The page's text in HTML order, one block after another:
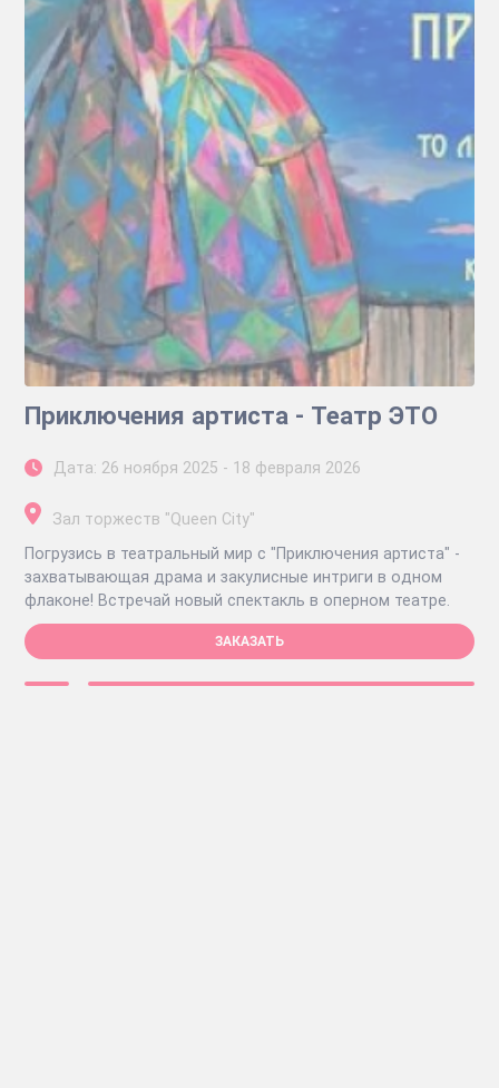
Приключения артиста - Театр ЭТО
Дата: 26 ноября 2025 - 18 февраля 2026
Зал торжеств "Queen City"
Погрузись в театральный мир с "Приключения артиста" -
захватывающая драма и закулисные интриги в одном
флаконе! Встречай новый спектакль в оперном театре.
ЗАКАЗАТЬ